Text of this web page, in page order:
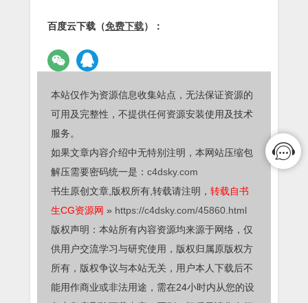
百度云下载（免费下载）：
本站仅作为资源信息收集站点，无法保证资源的
可用及完整性，不提供任何资源安装使用及技术
服务。
如果文章内容介绍中无特别注明，本网站压缩包
解压需要密码统一是： c4dsky.com
书生原创文章,版权所有,转载请注明， 转载自书
生CG资源网 » https://c4dsky.com/45860.html
版权声明：本站所有内容资源均来源于网络，仅
供用户交流学习与研究使用，版权归属原版权方
所有，版权争议与本站无关，用户本人下载后不
能用作商业或非法用途，需在24小时内从您的设